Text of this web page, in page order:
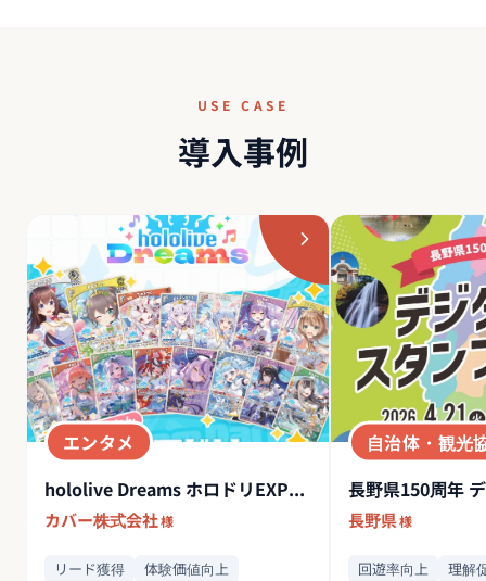
USE CASE
導入事例
エンタメ
hololive Dreams ホロドリEXPOミッション
カバー株式会社様
リード獲得 体験価値向上
自治体・観光
長野県様
回遊率向上 理解